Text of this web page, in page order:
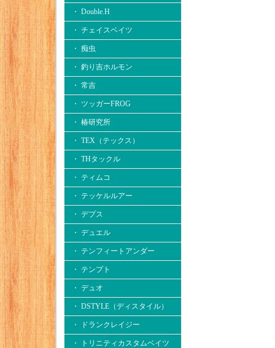
・ Double.H
・ チェイスベイツ
・ 痴虫
・ 釣り吉ホルモン
・ 常吉
・ ツッガーFROG
・ 椿研究所
・ TEX（テックス）
・ THタックル
・ ティムコ
・ テッケルルアー
・ デプス
・ デュエル
・ テンフィートアンダー
・ テンプト
・ デュオ
・ DSTYLE（ディスタイル）
・ ドランクレイジー
・ トリニティカスタムベイツ